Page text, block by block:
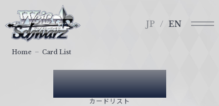
ァ
イ
JP EN
Card List
カードリスト
Home Card List